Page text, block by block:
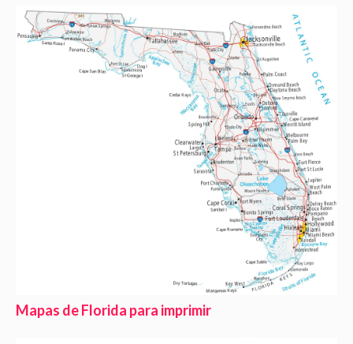
Mapas de Florida para imprimir